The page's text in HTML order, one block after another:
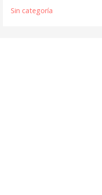
Sin categoría